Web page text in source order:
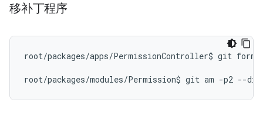
移补丁程序
root/packages/apps/PermissionController$ git
root/packages/modules/Permission$ git am -p2 --